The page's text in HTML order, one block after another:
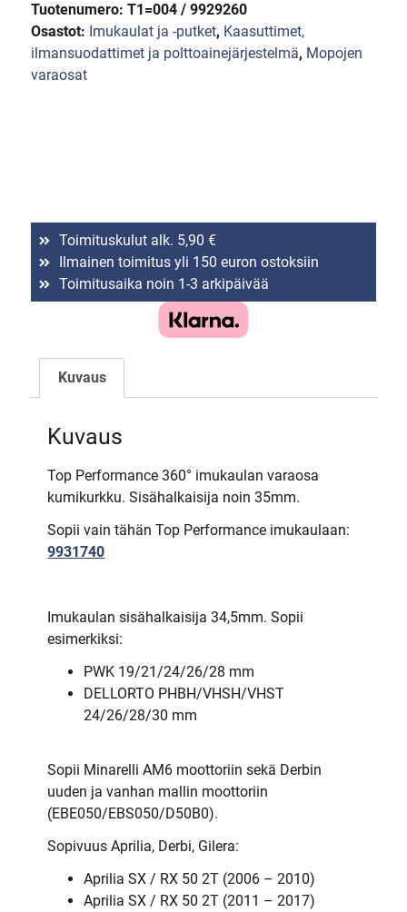
Tuotenumero: T1=004 / 9929260
Osastot: Imukaulat ja -putket, Kaasuttimet,
ilmansuodattimet ja polttoainejärjestelmä, Mopojen
varaosat
Toimituskulut alk. 5,90 €
Ilmainen toimitus yli 150 euron ostoksiin
Toimitusaika noin 1-3 arkipäivää
Kuvaus
Kuvaus
Top Performance 360° imukaulan varaosa
kumikurkku. Sisähalkaisija noin 35mm.
Sopii vain tähän Top Performance imukaulaan:
9931740
Imukaulan sisähalkaisija 34,5mm. Sopii
esimerkiksi:
PWK 19/21/24/26/28 mm
DELLORTO PHBH/VHSH/VHST
24/26/28/30 mm
Sopii Minarelli AM6 moottoriin sekä Derbin
uuden ja vanhan mallin moottoriin
(EBE050/EBS050/D50B0).
Sopivuus Aprilia, Derbi, Gilera:
Aprilia SX / RX 50 2T (2006 – 2010)
Aprilia SX / RX 50 2T (2011 – 2017)